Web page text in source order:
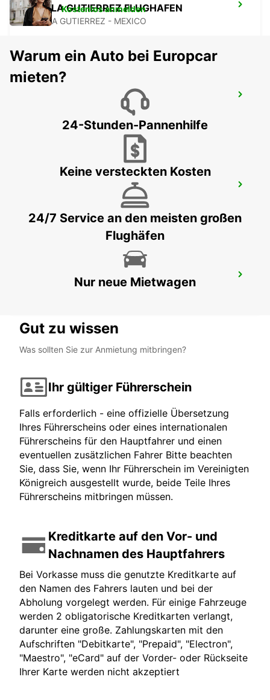
TUXTLA GUTIERREZ FLUGHAFEN
TUXTLA GUTIERREZ - MEXICO
COATZACOALCOS - MEXICO
MINATITLAN FLUGHAFEN
MERIDA FLUGHAFEN
Kostenlos anmelden
Warum ein Auto bei Europcar
mieten?
24-Stunden-Pannenhilfe
Keine versteckten Kosten
24/7 Service an den meisten großen
Flughäfen
Nur neue Mietwagen
Gut zu wissen
Was sollten Sie zur Anmietung mitbringen?
Ihr gültiger Führerschein
Falls erforderlich - eine offizielle Übersetzung
Ihres Führerscheins oder eines internationalen
Führerscheins für den Hauptfahrer und einen
eventuellen zusätzlichen Fahrer Bitte beachten
Sie, dass Sie, wenn Ihr Führerschein im Vereinigten
Königreich ausgestellt wurde, beide Teile Ihres
Führerscheins mitbringen müssen.
Kreditkarte auf den Vor- und
Nachnamen des Hauptfahrers
Bei Vorkasse muss die genutzte Kreditkarte auf
den Namen des Fahrers lauten und bei der
Abholung vorgelegt werden. Für einige Fahrzeuge
werden 2 obligatorische Kreditkarten verlangt,
darunter eine große. Zahlungskarten mit den
Aufschriften "Debitkarte", "Prepaid", "Electron",
"Maestro", "eCard" auf der Vorder- oder Rückseite
Ihrer Karte werden nicht akzeptiert